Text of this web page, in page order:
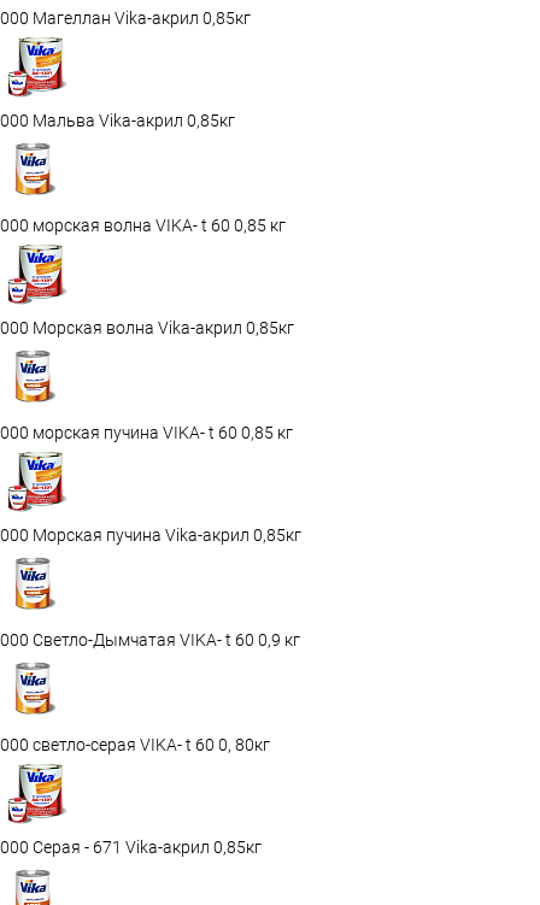
000 Магеллан Vika-акрил 0,85кг
000 Мальва Vika-акрил 0,85кг
000 морская волна VIKA- t 60 0,85 кг
000 Морская волна Vika-акрил 0,85кг
000 морская пучина VIKA- t 60 0,85 кг
000 Морская пучина Vika-акрил 0,85кг
000 Светло-Дымчатая VIKA- t 60 0,9 кг
000 светло-серая VIKA- t 60 0, 80кг
000 Серая - 671 Vika-акрил 0,85кг